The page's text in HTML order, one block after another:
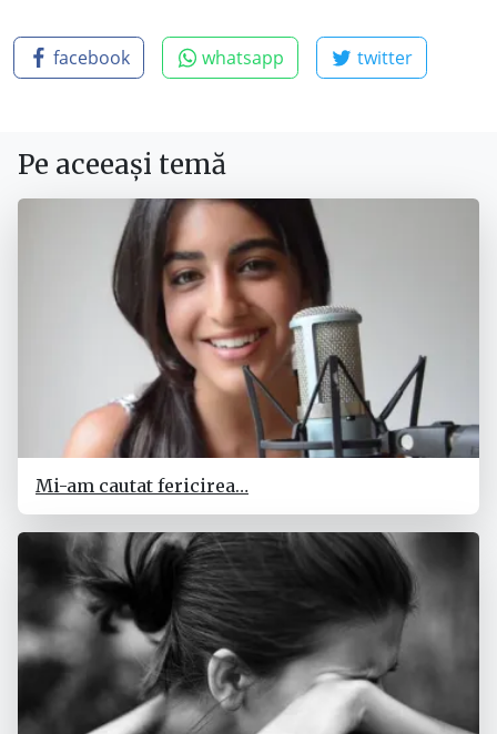
facebook whatsapp twitter
Pe aceeași temă
Mi-am cautat fericirea…